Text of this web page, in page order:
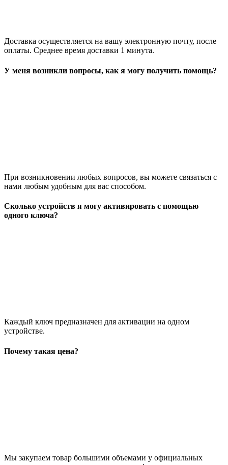
Доставка осуществляется на вашу электронную почту, после
оплаты. Среднее время доставки 1 минута.
У меня возникли вопросы, как я могу получить помощь?
При возникновении любых вопросов, вы можете связаться с
нами любым удобным для вас способом.
Сколько устройств я могу активировать с помощью
одного ключа?
Каждый ключ предназначен для активации на одном
устройстве.
Почему такая цена?
Мы закупаем товар большими объемами у официальных